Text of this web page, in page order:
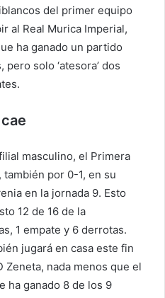
del primer equipo
al Real Murica Imperial,
ha ganado un partido
solo ‘atesora’ dos
masculino, el Primera
por 0-1, en su
en la jornada 9. Esto
12 de 16 de la
1 empate y 6 derrotas.
jugará en casa este fin
Zeneta, nada menos que el
ha ganado 8 de los 9